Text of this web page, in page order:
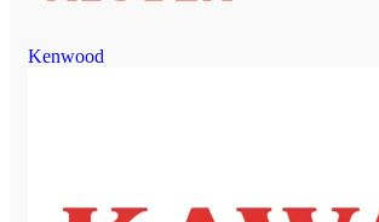
Kenwood